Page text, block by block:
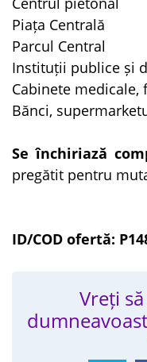
Piața Centrală
Parcul Central
Instituții publice și
Cabinete medicale,
Bănci,
Se închiriază
pregătit pentru
ID/COD ofertă:
Vreți